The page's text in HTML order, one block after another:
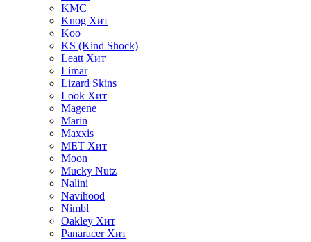
KMC
Knog Хит
Koo
KS (Kind Shock)
Leatt Хит
Limar
Lizard Skins
Look Хит
Magene
Marin
Maxxis
MET Хит
Moon
Mucky Nutz
Nalini
Navihood
Nimbl
Oakley Хит
Panaracer Хит